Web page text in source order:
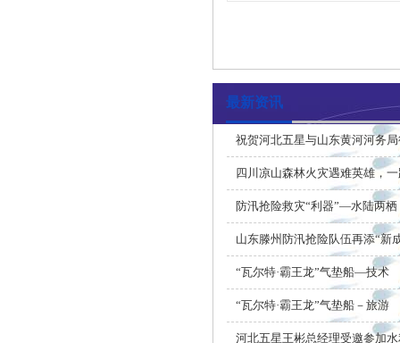
最新资讯
祝贺河北五星与山东黄河河务
四川凉山森林火灾遇难英雄，
防汛抢险救灾“利器”—水陆两栖
山东滕州防汛抢险队伍再添“新
“瓦尔特·霸王龙”气垫船—技术
“瓦尔特·霸王龙”气垫船－旅游
河北五星王彬总经理受邀参加